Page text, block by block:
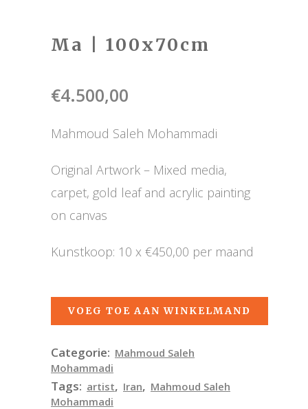
Ma | 100x70cm
€4.500,00
Mahmoud Saleh Mohammadi
Original Artwork – Mixed media,
carpet, gold leaf and acrylic painting
on canvas
Kunstkoop: 10 x €450,00 per maand
VOEG TOE AAN WINKELMAND
Categorie: Mahmoud Saleh
Mohammadi
Tags: artist, Iran, Mahmoud Saleh
Mohammadi